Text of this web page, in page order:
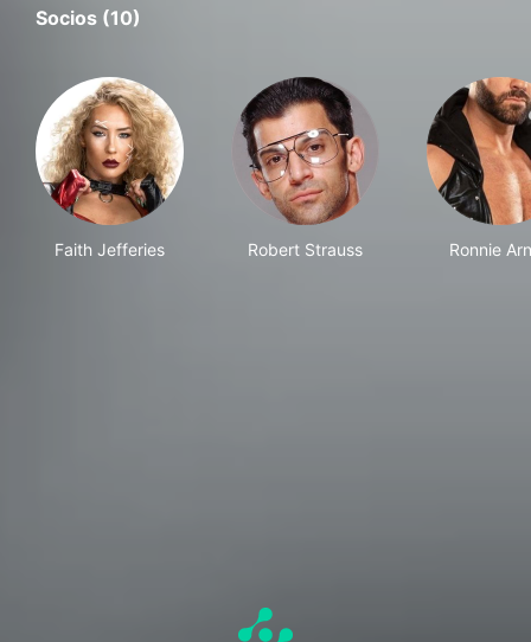
Socios (10)
Faith Jefferies Robert Strauss Ronnie